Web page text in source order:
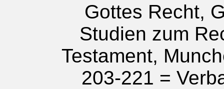
Gottes Recht,
Studien zum
Testament,
203-221 =